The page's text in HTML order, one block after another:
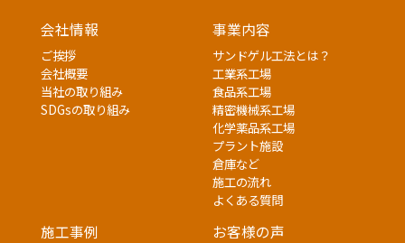
会社情報
ご挨拶
会社概要
当社の取り組み
SDGsの取り組み
事業内容
サンドゲル工法とは？
工業系工場
食品系工場
精密機械系工場
化学薬品系工場
プラント施設
倉庫など
施工の流れ
よくある質問
施工事例
お客様の声